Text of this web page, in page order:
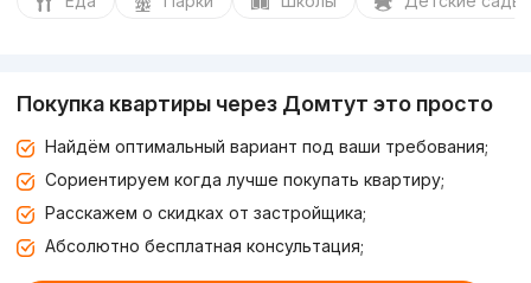
Покупка квартиры через Домтут это просто
Найдём оптимальный вариант под ваши требования;
Сориентируем когда лучше покупать квартиру;
Расскажем о скидках от застройщика;
Абсолютно бесплатная консультация;